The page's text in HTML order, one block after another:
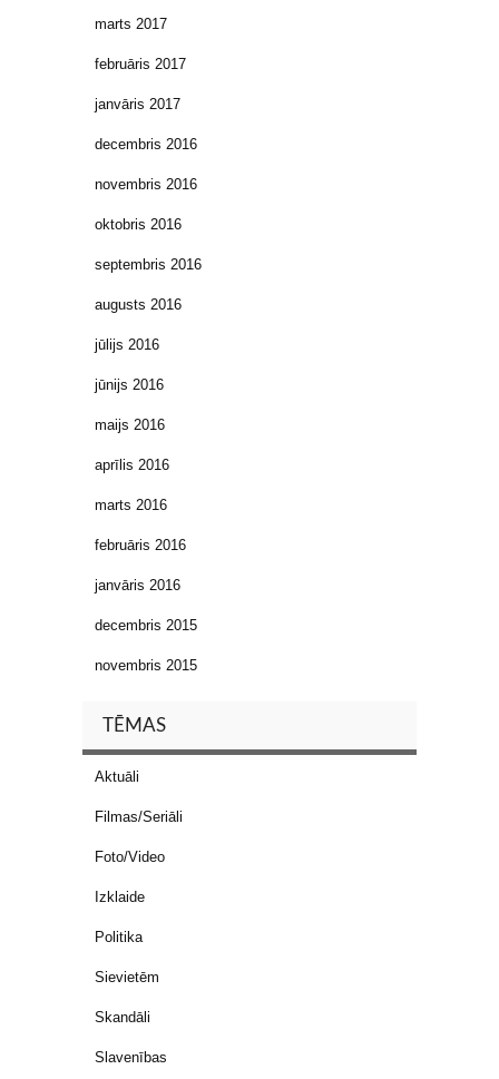
marts 2017
februāris 2017
janvāris 2017
decembris 2016
novembris 2016
oktobris 2016
septembris 2016
augusts 2016
jūlijs 2016
jūnijs 2016
maijs 2016
aprīlis 2016
marts 2016
februāris 2016
janvāris 2016
decembris 2015
novembris 2015
TĒMAS
Aktuāli
Filmas/Seriāli
Foto/Video
Izklaide
Politika
Sievietēm
Skandāli
Slavenības